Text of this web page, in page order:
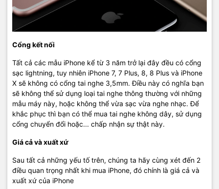
Cổng kết nối
Tất cả các mẫu iPhone kể từ 3 năm trở lại đây đều có cổng
sạc lightning, tuy nhiên iPhone 7, 7 Plus, 8, 8 Plus và iPhone
X sẽ không có cổng tai nghe 3,5mm. Điều này có nghĩa bạn
sẽ không thể sử dụng loại tai nghe thông thường với những
mẫu máy này, hoặc không thể vừa sạc vừa nghe nhạc. Để
khắc phục thì bạn có thể mua tai nghe không dây, sử dụng
cổng chuyển đổi hoặc... chấp nhận sự thật này.
Giá cả và xuất xứ
Sau tất cả những yếu tố trên, chúng ta hãy cùng xét đến 2
điều quan trọng nhất khi mua iPhone, đó chính là giá cả và
xuất xứ của iPhone